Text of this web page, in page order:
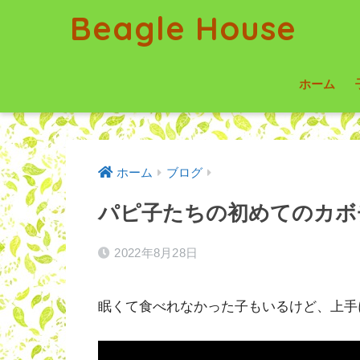
Beagle House
ホーム
ホーム ブログ
パピ子たちの初めてのカ
2022年8月28日
眠くて食べれなかった子もいるけど、上